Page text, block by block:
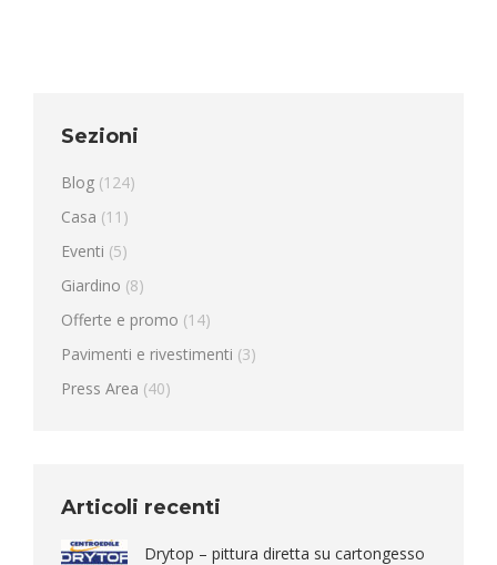
Sezioni
Blog (124)
Casa (11)
Eventi (5)
Giardino (8)
Offerte e promo (14)
Pavimenti e rivestimenti (3)
Press Area (40)
Articoli recenti
Drytop – pittura diretta su cartongesso